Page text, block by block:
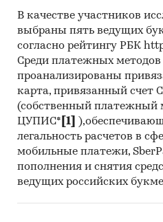
В качестве участников
выбраны пять ведущих
согласно рейтингу РБК
Среди платежных
проанализированы
карта, привязанный
(собственный
ЦУПИС* [1]
легальность расчетов в
мобильные платежи,
пополнения и снятия
ведущих российских